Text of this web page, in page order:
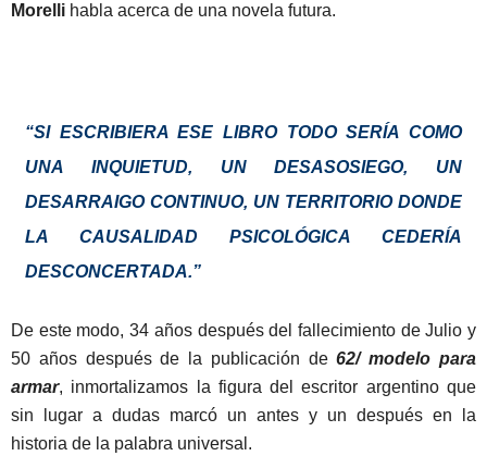
Morelli habla acerca de una novela futura.
“SI ESCRIBIERA ESE LIBRO TODO SERÍA COMO
UNA INQUIETUD, UN DESASOSIEGO, UN
DESARRAIGO CONTINUO, UN TERRITORIO DONDE
LA CAUSALIDAD PSICOLÓGICA CEDERÍA
DESCONCERTADA.”
De este modo, 34 años después del fallecimiento de Julio y
50 años después de la publicación de62/ modelo para
armar, inmortalizamos la figura del escritor argentino que
sin lugar a dudas marcó un antes y un después en la
historia de la palabra universal.